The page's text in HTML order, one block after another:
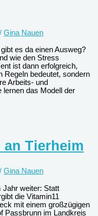
/ Gina Nauen
es da einen Ausweg?
wie den Stress
ist dann erfolgreich,
Regeln bedeutet, sondern
Arbeits- und
lernen das Modell der
Tierheim
/ Gina Nauen
Jahr weiter: Statt
die Vitamin11
mit einem großzügigen
Passbrunn im Landkreis